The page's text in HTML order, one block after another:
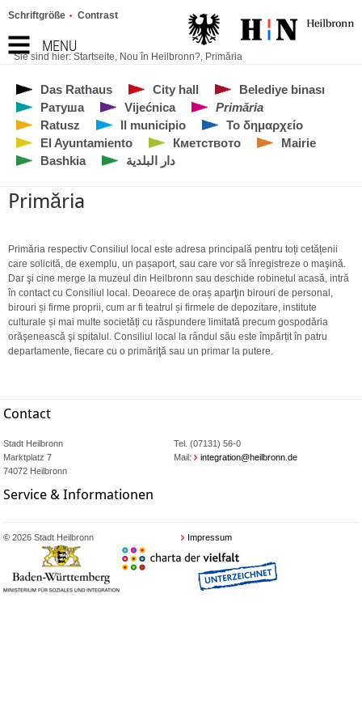
MENU
Schriftgröße Contrast
Sie sind hier: Startseite, Nou în Heilbronn?, Primăria
Das Rathaus City hall
Belediye binası
Ратуша
Vijećnica
Primăria
Ratusz
Il municipio
Το δημαρχείο
El Ayuntamiento
Кметството
Mairie
Bashkia
دار البلدية
Primăria
Primăria respectiv Consiliul local este adresa principală pentru toți cetățenii
care solicită, de exemplu, un pașaport, sau care vor să înregistreze o maşină.
Dar şi cine merge la muzeul din Heilbronn sau deschide robinetul acasă, intră
în contact cu Consiliul local. Deoarece de oraș aparţin birouri de personal,
birouri și firme proprii, cum ar fi teatrul și firmele de depozitare, institute
culturale și mai multe societăți cu răspundere limitată precum gospodăria
orăşenească şi spitalul. Consiliul local la rândul său este împărțit în patru
departamente, fiecare cu o primăriţă sau un primar la putere.
Contact
Stadt Heilbronn
Marktplatz 7
74072 Heilbronn
Tel. (07131) 56-0
Mail:
integration@heilbronn.de
Service & Informationen
© 2026 Stadt Heilbronn Impressum